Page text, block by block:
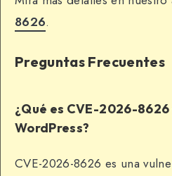
8626.
Preguntas Frecuentes
¿Qué es CVE-2026-
WordPress?
CVE-2026-8626 es una